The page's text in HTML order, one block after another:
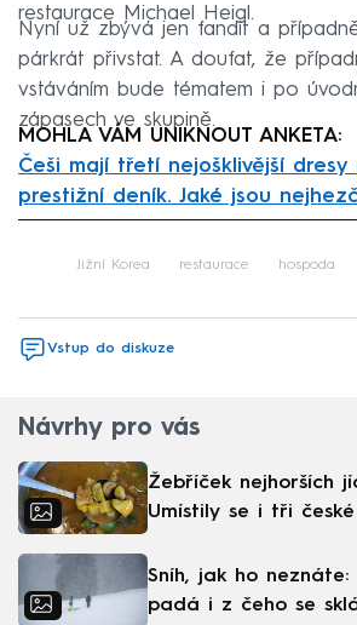
restaurace Michael Heigl.
Nyní už zbývá jen fandit a
párkrát přivstat. A doufat, že
vstáváním bude tématem i po
zápasech ve skupině.
MOHLA VÁM UNIKNOUT ANKETA:
Češi mají třetí nejošklivější dresy
prestižní deník. Jaké jsou
Jižní Korea restaurace hospoda
Vstup do diskuze
Návrhy pro vás
Žebříček nejhorších
Umístily se i tři české
Sníh, jak ho neznáte:
padá i z čeho se